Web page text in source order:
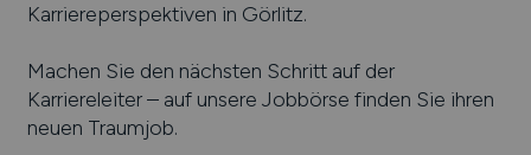
Karriereperspektiven in Görlitz.
Machen Sie den nächsten Schritt auf der
Karriereleiter – auf unsere Jobbörse finden Sie ihren
neuen Traumjob.